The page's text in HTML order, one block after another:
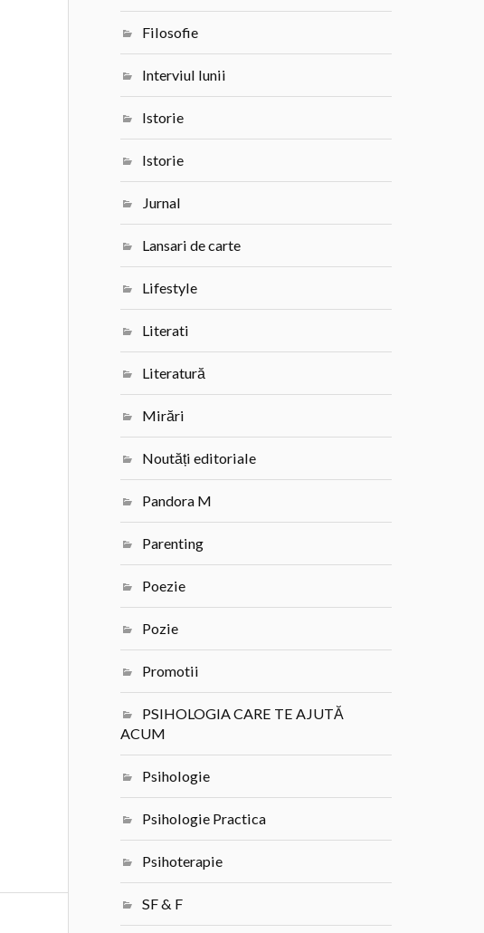
Filosofie
Interviul lunii
Istorie
Istorie
Jurnal
Lansari de carte
Lifestyle
Literati
Literatură
Mirări
Noutăți editoriale
Pandora M
Parenting
Poezie
Pozie
Promotii
PSIHOLOGIA CARE TE AJUTĂ
ACUM
Psihologie
Psihologie Practica
Psihoterapie
SF & F